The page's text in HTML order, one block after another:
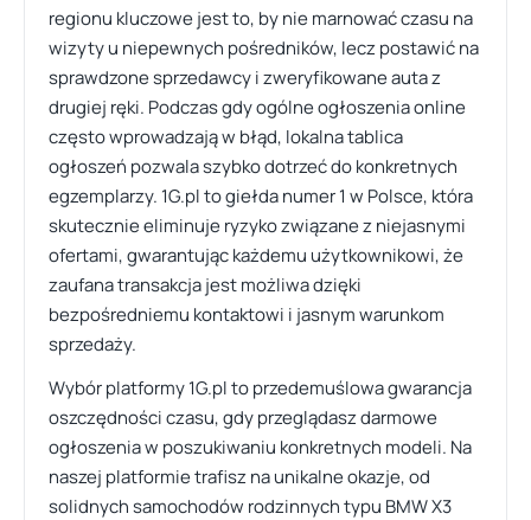
regionu kluczowe jest to, by nie marnować czasu na
wizyty u niepewnych pośredników, lecz postawić na
sprawdzone sprzedawcy i zweryfikowane auta z
drugiej ręki. Podczas gdy ogólne ogłoszenia online
często wprowadzają w błąd, lokalna tablica
ogłoszeń pozwala szybko dotrzeć do konkretnych
egzemplarzy. 1G.pl to giełda numer 1 w Polsce, która
skutecznie eliminuje ryzyko związane z niejasnymi
ofertami, gwarantując każdemu użytkownikowi, że
zaufana transakcja jest możliwa dzięki
bezpośredniemu kontaktowi i jasnym warunkom
sprzedaży.
Wybór platformy 1G.pl to przedemuślowa gwarancja
oszczędności czasu, gdy przeglądasz darmowe
ogłoszenia w poszukiwaniu konkretnych modeli. Na
naszej platformie trafisz na unikalne okazje, od
solidnych samochodów rodzinnych typu BMW X3